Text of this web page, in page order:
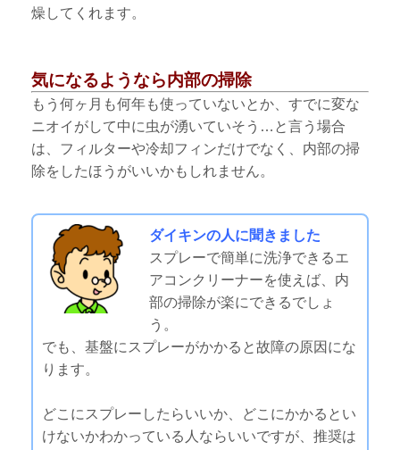
燥してくれます。
気になるようなら内部の掃除
もう何ヶ月も何年も使っていないとか、すでに変な
ニオイがして中に虫が湧いていそう…と言う場合
は、フィルターや冷却フィンだけでなく、内部の掃
除をしたほうがいいかもしれません。
ダイキンの人に聞きました
スプレーで簡単に洗浄できるエ
アコンクリーナーを使えば、内
部の掃除が楽にできるでしょ
う。
でも、基盤にスプレーがかかると故障の原因にな
ります。
どこにスプレーしたらいいか、どこにかかるとい
けないかわかっている人ならいいですが、推奨は